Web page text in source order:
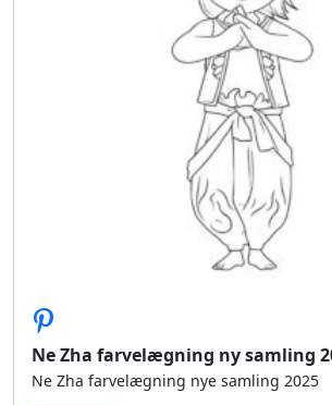
Ne Zha farvelægning ny samling
Ne Zha farvelægning nye samling 2025